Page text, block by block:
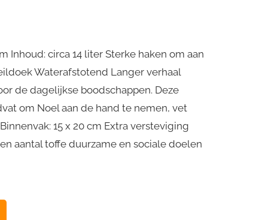
Inhoud: circa 14 liter Sterke haken om aan
Waterafstotend Langer verhaal
de dagelijkse boodschappen. Deze
om Noel aan de hand te nemen, vet
15 x 20 cm Extra versteviging
aantal toffe duurzame en sociale doelen